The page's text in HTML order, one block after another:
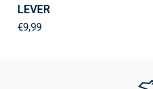
LEVER
€9,99